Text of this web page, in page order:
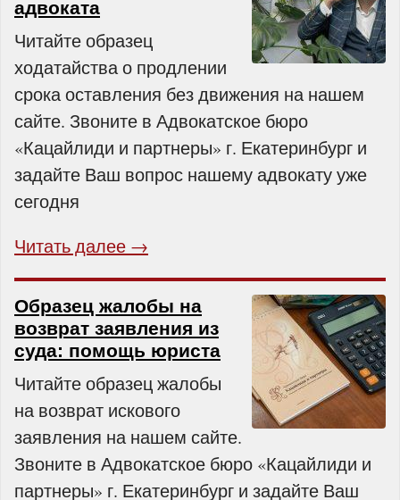
адвоката
Читайте образец
ходатайства о продлении
срока оставления без движения на нашем
сайте. Звоните в Адвокатское бюро
«Кацайлиди и партнеры» г. Екатеринбург и
задайте Ваш вопрос нашему адвокату уже
сегодня
Читать далее →
Образец жалобы на
возврат заявления из
суда: помощь юриста
Читайте образец жалобы
на возврат искового
заявления на нашем сайте.
Звоните в Адвокатское бюро «Кацайлиди и
партнеры» г. Екатеринбург и задайте Ваш